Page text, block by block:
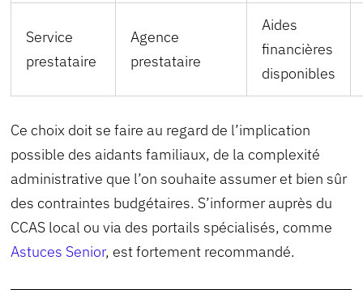
Service
prestataire
Agence
prestataire
Aides
financières
disponibles
Ce choix doit se faire au regard de l’implication
possible des aidants familiaux, de la complexité
administrative que l’on souhaite assumer et bien sûr
des contraintes budgétaires. S’informer auprès du
CCAS local ou via des portails spécialisés, comme
Astuces Senior, est fortement recommandé.